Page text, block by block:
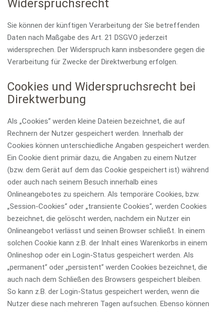
Widerspruchsrecht
Sie können der künftigen Verarbeitung der Sie betreffenden
Daten nach Maßgabe des Art. 21 DSGVO jederzeit
widersprechen. Der Widerspruch kann insbesondere gegen die
Verarbeitung für Zwecke der Direktwerbung erfolgen.
Cookies und Widerspruchsrecht bei
Direktwerbung
Als „Cookies“ werden kleine Dateien bezeichnet, die auf
Rechnern der Nutzer gespeichert werden. Innerhalb der
Cookies können unterschiedliche Angaben gespeichert werden.
Ein Cookie dient primär dazu, die Angaben zu einem Nutzer
(bzw. dem Gerät auf dem das Cookie gespeichert ist) während
oder auch nach seinem Besuch innerhalb eines
Onlineangebotes zu speichern. Als temporäre Cookies, bzw.
„Session-Cookies“ oder „transiente Cookies“, werden Cookies
bezeichnet, die gelöscht werden, nachdem ein Nutzer ein
Onlineangebot verlässt und seinen Browser schließt. In einem
solchen Cookie kann z.B. der Inhalt eines Warenkorbs in einem
Onlineshop oder ein Login-Status gespeichert werden. Als
„permanent“ oder „persistent“ werden Cookies bezeichnet, die
auch nach dem Schließen des Browsers gespeichert bleiben.
So kann z.B. der Login-Status gespeichert werden, wenn die
Nutzer diese nach mehreren Tagen aufsuchen. Ebenso können